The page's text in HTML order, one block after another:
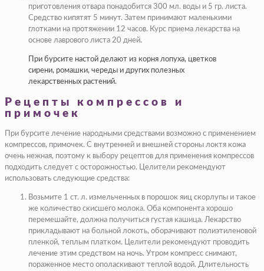
приготовления отвара понадобится 300 мл. воды и 5 гр. листа.
Средство кипятят 5 минут. Затем принимают маленькими
глотками на протяжении 12 часов. Курс приема лекарства на
основе лаврового листа 20 дней.
При бурсите настой делают из корня лопуха, цветков
сирени, ромашки, череды и других полезных
лекарственных растений.
Рецепты компрессов и
примочек
При бурсите лечение народными средствами возможно с применением
компрессов, примочек. С внутренней и внешней стороны локтя кожа
очень нежная, поэтому к выбору рецептов для применения компрессов
подходить следует с осторожностью. Целители рекомендуют
использовать следующие средства:
Возьмите 1 ст. л. измельченных в порошок яиц скорлупы и такое
же количество скисшего молока. Оба компонента хорошо
перемешайте, должна получиться густая кашица. Лекарство
прикладывают на больной локоть, оборачивают полиэтиленовой
пленкой, теплым платком. Целители рекомендуют проводить
лечение этим средством на ночь. Утром компресс снимают,
пораженное место ополаскивают теплой водой. Длительность